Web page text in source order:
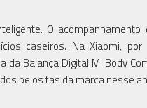
O
caseiros. Na Xiaomi,
Balança Digital Mi Body
pelos fãs da marca nesse